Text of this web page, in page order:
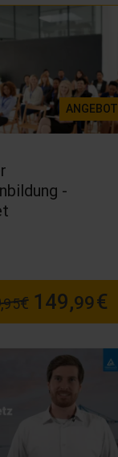
ANGEBOT
-
95€ 149,99€